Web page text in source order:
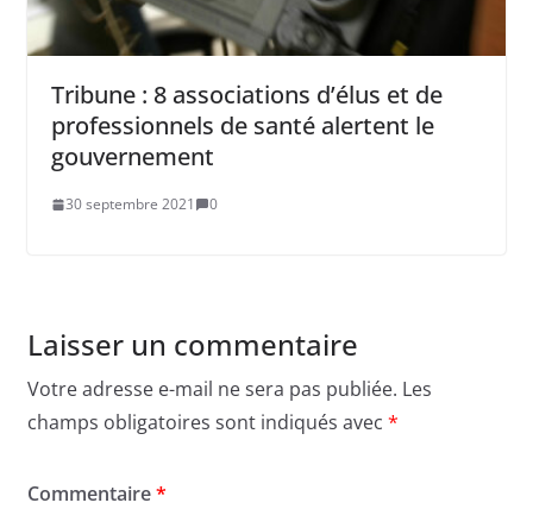
Tribune : 8 associations d’élus et de
professionnels de santé alertent le
gouvernement
30 septembre 2021 0
Laisser un commentaire
Votre adresse e-mail ne sera pas publiée. Les
champs obligatoires sont indiqués avec *
Commentaire*